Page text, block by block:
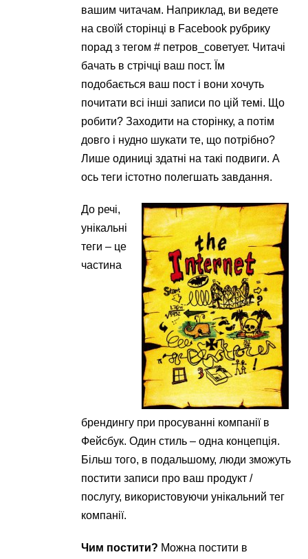
вашим читачам. Наприклад, ви ведете
на своїй сторінці в Facebook рубрику
порад з тегом # петров_советует. Читачі
бачать в стрічці ваш пост. Їм
подобається ваш пост і вони хочуть
почитати всі інші записи по цій темі. Що
робити? Заходити на сторінку, а потім
довго і нудно шукати те, що потрібно?
Лише одиниці здатні на такі подвиги. А
ось теги істотно полегшать завдання.
До речі,
унікальні
теги – це
частина
брендингу при просуванні компанії в
Фейсбук. Один стиль – одна концепція.
Більш того, в подальшому, люди зможуть
постити записи про ваш продукт /
послугу, використовуючи унікальний тег
компанії.
Чим постити? Можна постити в